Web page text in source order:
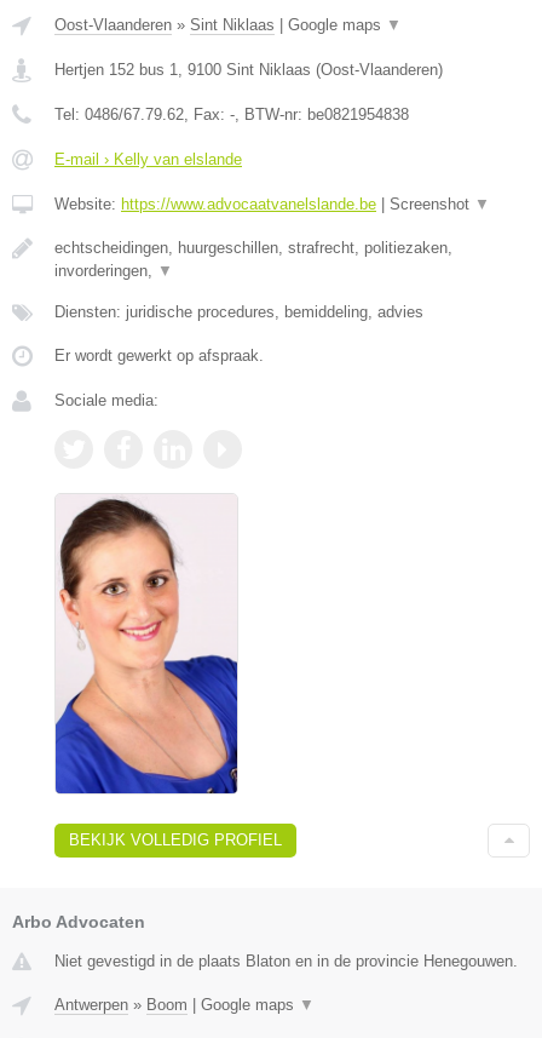
Oost-Vlaanderen » Sint Niklaas Google maps ▼
Hertjen 152 bus 1 9100 Sint Niklaas (Oost-Vlaanderen)
Tel: 0486/67.79.62 , Fax: - , BTW-nr: be0821954838
E-mail › Kelly van elslande
Website: https://www.advocaatvanelslande.be Screenshot ▼
echtscheidingen, huurgeschillen, strafrecht, politiezaken,
invorderingen,
▼
Diensten: juridische procedures, bemiddeling, advies
Er wordt gewerkt op afspraak.
Sociale media:
BEKIJK VOLLEDIG PROFIEL
Arbo Advocaten
Niet gevestigd in de plaats Blaton en in de provincie Henegouwen.
Antwerpen » Boom | Google maps ▼